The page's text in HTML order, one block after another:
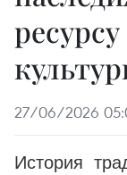
27/06/2026
История